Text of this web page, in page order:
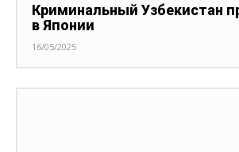
Криминальный Узбекистан
в Японии
16/05/2025